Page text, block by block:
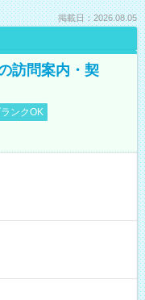
掲載日：2026.08.05
訪問案内・契
ンクOK